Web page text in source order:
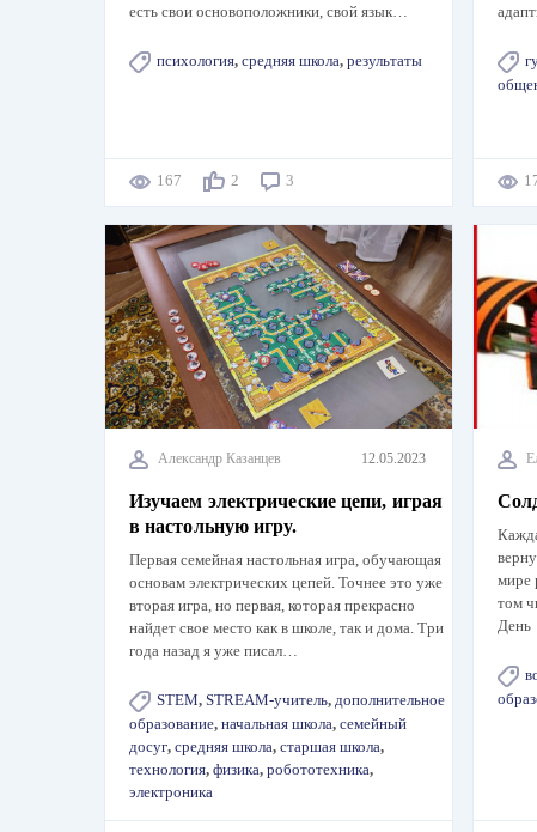
есть свои основоположники, свой язык…
психология, средняя школа, результаты
167 2 3
Александр Казанцев 12.05.2023
Изучаем электрические цепи, играя
в настольную игру.
Первая семейная настольная игра, обучающая
основам электрических цепей. Точнее это уже
вторая игра, но первая, которая прекрасно
найдет свое место как в школе, так и дома. Три
года назад я уже писал…
STEM, STREAM-учитель, дополнительное
образование, начальная школа, семейный
досуг, средняя школа, старшая школа,
технология, физика, робототехника,
электроника
мире
том
День